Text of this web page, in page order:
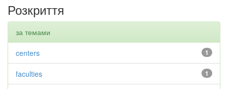
Розкриття
за темами
1
centers
1
faculties